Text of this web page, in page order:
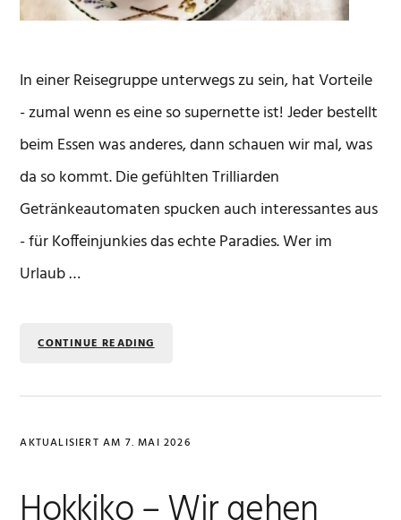
In einer Reisegruppe unterwegs zu sein, hat Vorteile
- zumal wenn es eine so supernette ist! Jeder bestellt
beim Essen was anderes, dann schauen wir mal, was
da so kommt. Die gefühlten Trilliarden
Getränkeautomaten spucken auch interessantes aus
- für Koffeinjunkies das echte Paradies. Wer im
Urlaub …
CONTINUE READING
AKTUALISIERT AM 7. MAI 2026